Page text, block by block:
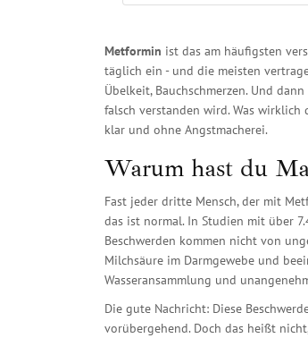
Metformin ist das am häufigsten
täglich ein - und die meisten
Übelkeit, Bauchschmerzen. Und
falsch verstanden wird. Was
klar und ohne Angstmacherei.
Warum hast du
Fast jeder dritte Mensch, der mit
das ist normal. In Studien mit über
Beschwerden kommen nicht von
Milchsäure im Darmgewebe und
Wasseransammlung und
Die gute Nachricht: Diese
vorübergehend. Doch das heißt